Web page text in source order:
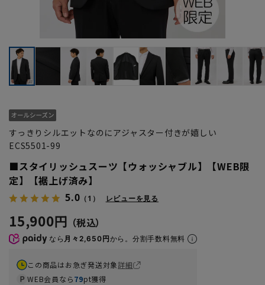
すっきりシルエットなのにアジャスター付きが嬉しい
ECS5501-99
■スタイリッシュスーツ【ウォッシャブル】【WEB限
定】【裾上げ済み】
5.0 （1） レビューを見る
15,900円
なら 月々2,650円から。分割手数料無料
この商品はお急ぎ発送対象詳細
WEB会員なら79pt獲得